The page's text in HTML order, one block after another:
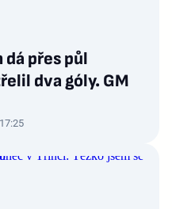
přes půl
dva góly. GM
17:25